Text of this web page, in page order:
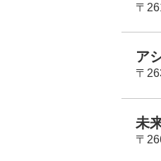
〒
ア
〒
未
〒